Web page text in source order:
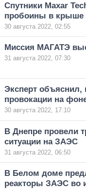
Спутники Maxar
пробоины в крыше
30 августа 2022, 02:55
Миссия МАГАТЭ
31 августа 2022, 07:30
Эксперт объяснил,
провокации на
30 августа 2022, 17:10
В Днепре провели
ситуации на ЗАЭС
31 августа 2022, 06:50
В Белом доме
реакторы ЗАЭС во